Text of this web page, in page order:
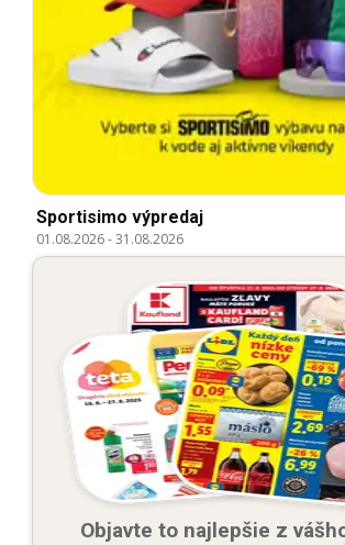
Sportisimo výpredaj
01.08.2026-31.08.2026
Objavte to najlepšie z